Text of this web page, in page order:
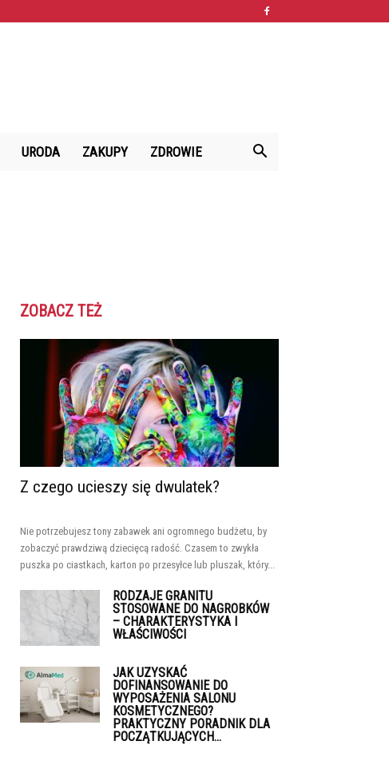
URODA ZAKUPY ZDROWIE
ZOBACZ TEŻ
Z czego ucieszy się dwulatek?
Nie potrzebujesz tony zabawek ani ogromnego budżetu, by
zobaczyć prawdziwą dziecięcą radość. Czasem to zwykła
puszka po ciastkach, karton po przesyłce lub pluszak, który...
RODZAJE GRANITU
STOSOWANE DO NAGROBKÓW
– CHARAKTERYSTYKA I
WŁAŚCIWOŚCI
JAK UZYSKAĆ
DOFINANSOWANIE DO
WYPOSAŻENIA SALONU
KOSMETYCZNEGO?
PRAKTYCZNY PORADNIK DLA
POCZĄTKUJĄCYCH...